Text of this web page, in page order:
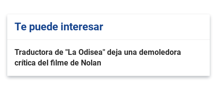
Te puede interesar
Traductora de "La Odisea" deja una demoledora
crítica del filme de Nolan